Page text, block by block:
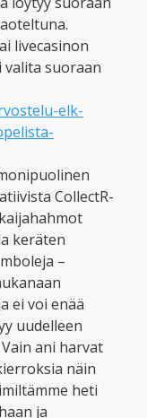
livecasinon
valita suoraan
elk-
CollectR-
keräten
–
ei voi enää
uudelleen
ani harvat
näin
heti
ja